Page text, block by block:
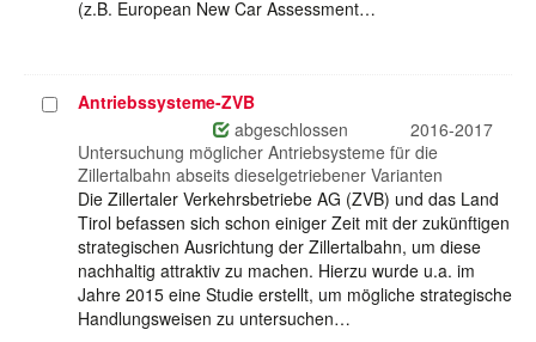
(z.B. European New Car Assessment…
ProjektAntriebssysteme-ZVB
abgeschlossen
2016-2017
Untersuchung möglicher Antriebsysteme für die
Zillertalbahn abseits dieselgetriebener Varianten
Die Zillertaler Verkehrsbetriebe AG (ZVB) und das Land
Tirol befassen sich schon einiger Zeit mit der zukünftigen
strategischen Ausrichtung der Zillertalbahn, um diese
nachhaltig attraktiv zu machen. Hierzu wurde u.a. im
Jahre 2015 eine Studie erstellt, um mögliche strategische
Handlungsweisen zu untersuchen…